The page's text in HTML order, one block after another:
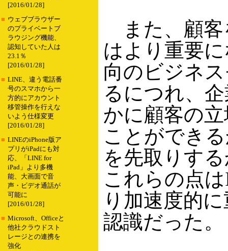
[2016/01/28]
■ ウェブブラウザー
のプライベートブ
ラウジング機能、
認知していた人は
23.1％
[2016/01/28]
■ LINE、違う電話番
号のスマホから一
方的にアカウント
移管操作を行えな
いよう仕様変更
[2016/01/28]
■ LINEのiPhone版ア
プリがiPadにも対
応、「LINE for
iPad」より多機
能、大画面で音
声・ビデオ通話が
可能に
[2016/01/28]
■ Microsoft、Officeと
他社クラウドスト
レージとの連携を
強化
また、顧客
はより重要
向のビジネ
るにつれ、
かに顧客の
ことができ
を先取りす
これらの点
り加速度的
認識だった。